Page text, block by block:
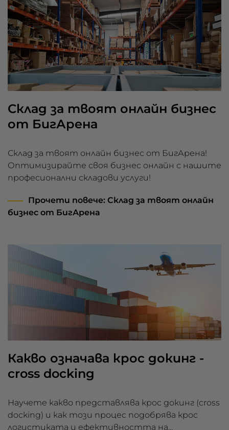
Склад за твоят онлайн бизнес
от БигАрена
Склад за твоят онлайн бизнес от БигАрена!
Оптимизирайте своя бизнес онлайн с нашите
професионални складови услуги!
Прочети повече: Склад за твоят онлайн
бизнес от БигАрена
Какво означава крос докинг -
cross docking
Научете какво представлява крос докинг (cross
docking) и как този процес подобрява крос
логистиката и ефективността на...